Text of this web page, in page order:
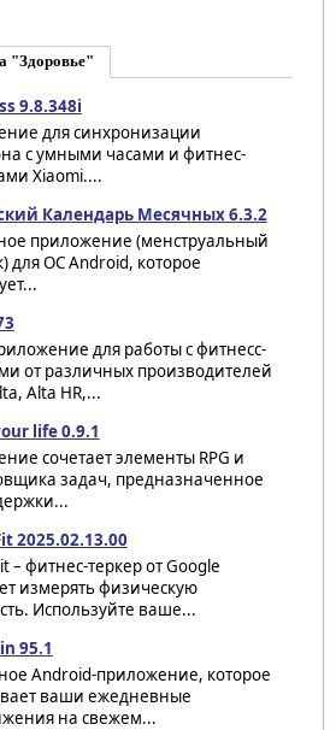
"Здоровье"
9.8.348i
для синхронизации
с умными часами и фитнес-
Xiaomi....
Календарь Месячных 6.3.2
приложение (менструальный
для ОС Android, которое
для работы с фитнесс-
от различных производителей
Alta HR,...
life 0.9.1
сочетает элементы RPG и
задач, предназначенное
2025.02.13.00
– фитнес-теркер от Google
измерять физическую
Используйте ваше...
95.1
Android-приложение, которое
ваши ежедневные
на свежем...